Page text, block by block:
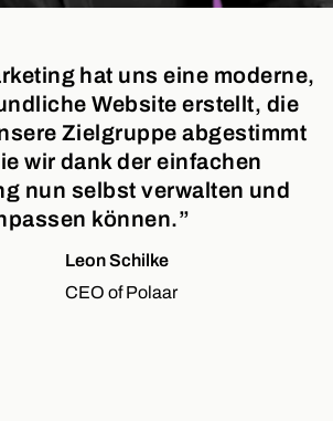
hat uns eine moderne,
Website erstellt, die
Zielgruppe abgestimmt
wir dank der einfachen
nun selbst verwalten und
können.”
Leon Schilke
CEO of Polaar